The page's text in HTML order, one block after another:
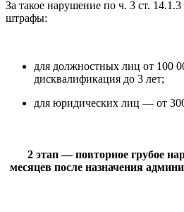
За такое нарушение по ч. 3 ст.
штрафы:
для должностных лиц от 100
дисквалификация до 3 лет;
для юридических лиц — от
2 этап — повторное грубое
месяцев после назначения